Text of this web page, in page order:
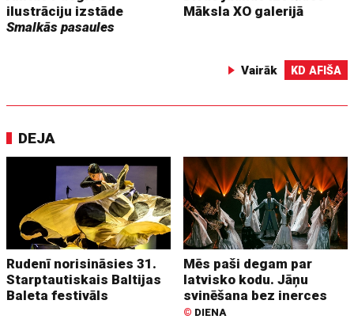
ilustrāciju izstāde
Smalkās pasaules
Māksla XO galerijā
Vairāk KD AFIŠA
DEJA
Rudenī norisināsies 31.
Starptautiskais Baltijas
Baleta festivāls
Mēs paši degam par
latvisko kodu. Jāņu
svinēšana bez inerces
© DIENA